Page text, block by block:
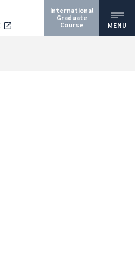
International
Graduate
Course
MENU